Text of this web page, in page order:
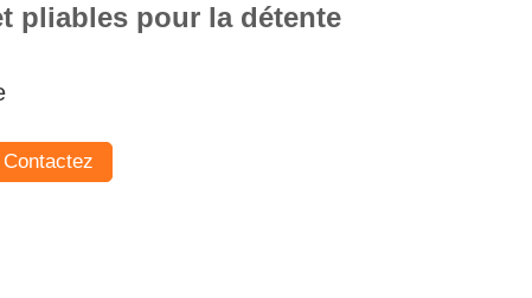
pliables pour la détente
Contactez